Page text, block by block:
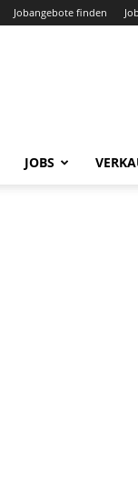
Jobangebote finden
JOBS